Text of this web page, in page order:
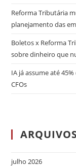
Reforma Tributária
planejamento das
Boletos x Reforma
sobre dinheiro que
IA já assume até
CFOs
julho 2026